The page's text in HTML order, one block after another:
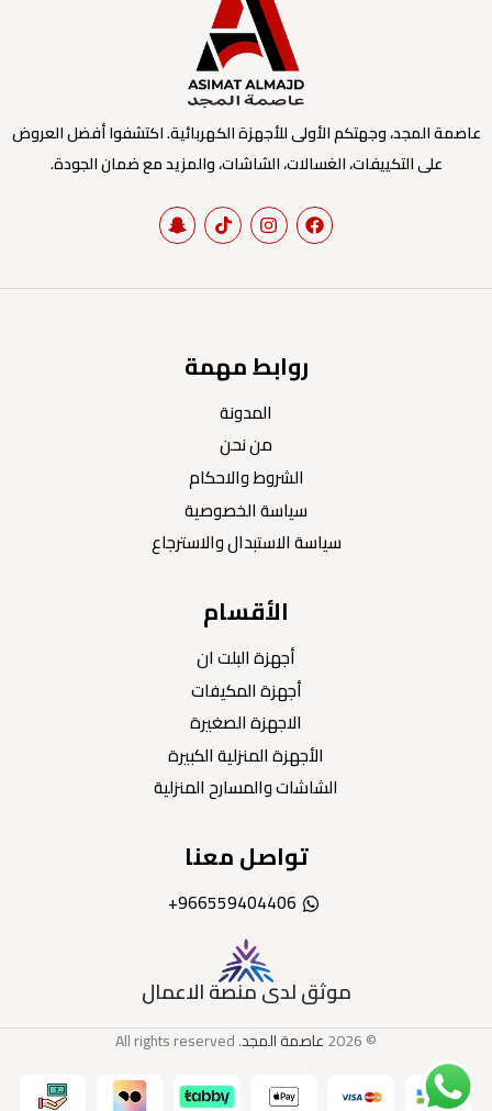
عاصمة المجد، وجهتكم الأولى للأجهزة الكهربائية. اكتشفوا أفضل العروض
على التكييفات، الغسالات، الشاشات، والمزيد مع ضمان الجودة.
روابط مهمة
المدونة
من نحن
الشروط والاحكام
سياسة الخصوصية
سياسة الاستبدال والاسترجاع
الأقسام
أجهزة البلت ان
أجهزة المكيفات
الاجهزة الصغيرة
الأجهزة المنزلية الكبيرة
الشاشات والمسارح المنزلية
تواصل معنا
966559404406+
موثق لدى منصة الاعمال
© 2026 عاصمة المجد. All rights reserved